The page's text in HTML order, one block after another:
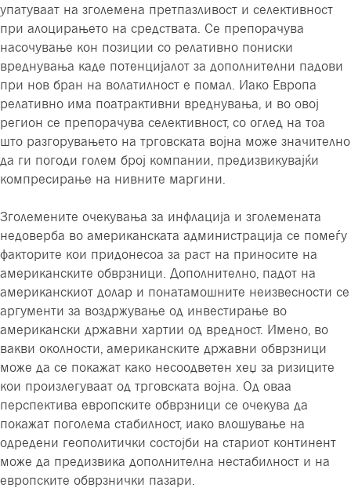
упатуваат на зголемена претпазливост и селективност
при алоцирањето на средствата. Се препорачува
насочување кон позиции со релативно пониски
вреднувања каде потенцијалот за дополнителни падови
при нов бран на волатилност е помал. Иако Европа
релативно има поатрактивни вреднувања, и во овој
регион се препорачува селективност, со оглед на тоа
што разгорувањето на трговската војна може значително
да ги погоди голем број компании, предизвикувајќи
компресирање на нивните маргини.
Зголемените очекувања за инфлација и зголемената
недоверба во американската администрација се помеѓу
факторите кои придонесоа за раст на приносите на
американските обврзници. Дополнително, падот на
американскиот долар и понатамошните неизвесности се
аргументи за воздржување од инвестирање во
американски државни хартии од вредност. Имено, во
вакви околности, американските државни обврзници
може да се покажат како несоодветен хеџ за ризиците
кои произлегуваат од трговската војна. Од оваа
перспектива европските обврзници се очекува да
покажат поголема стабилност, иако влошување на
одредени геополитички состојби на стариот континент
може да предизвика дополнителна нестабилност и на
европските обврзнички пазари.